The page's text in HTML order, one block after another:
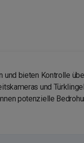
und bieten Kontrolle
und
potenzielle